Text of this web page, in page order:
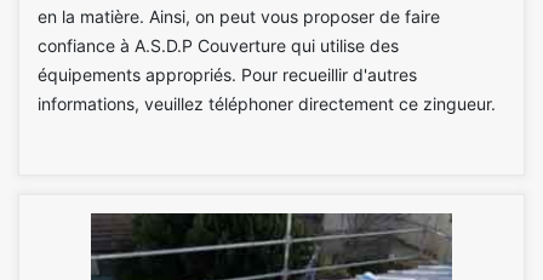
en la matière. Ainsi, on peut vous proposer de faire
confiance à A.S.D.P Couverture qui utilise des
équipements appropriés. Pour recueillir d'autres
informations, veuillez téléphoner directement ce zingueur.